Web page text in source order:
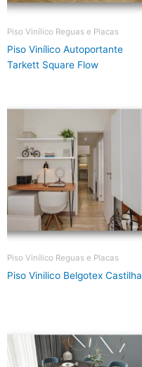
Piso Vinílico Reguas e Placas
Piso Vinílico Autoportante
Tarkett Square Flow
Piso Vinílico Reguas e Placas
Piso Vinilico Belgotex Castilha